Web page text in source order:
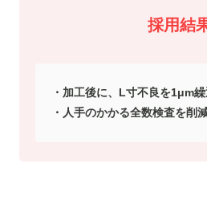
採用結
加工後に、L寸不良を1μm
人手のかかる全数検査を削